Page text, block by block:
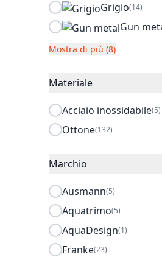
Grigio(14)
Gun
Mostra di più (8)
Materiale
Acciaio inossidabile(5)
Ottone(132)
Marchio
Ausmann(5)
Aquatrimo(5)
AquaDesign(1)
Franke(23)